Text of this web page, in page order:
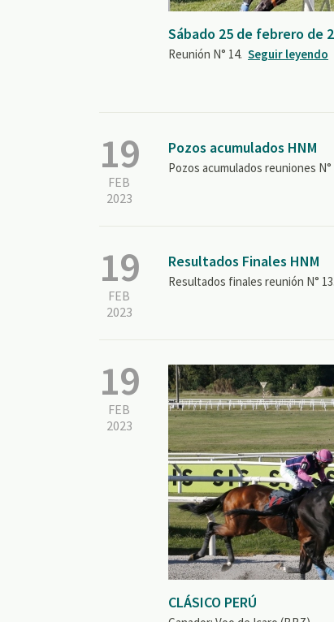
Sábado 25 de febrero de
Reunión N° 14. Seguir leyendo
19
FEB
2023
Pozos acumulados HNM
Pozos acumulados reuniones N°
19
FEB
2023
Resultados Finales HNM
Resultados finales reunión N° 13.
19
FEB
2023
CLÁSICO PERÚ